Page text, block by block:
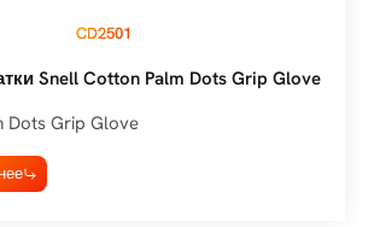
CD2501
Snell Cotton Palm Dots Grip Glove
Dots Grip Glove